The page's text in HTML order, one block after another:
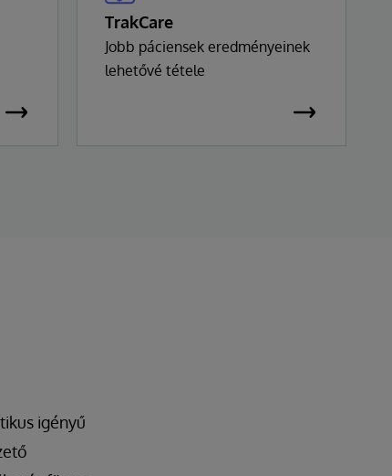
TrakCare
Jobb páciensek eredményeinek
lehetővé tétele
igényű